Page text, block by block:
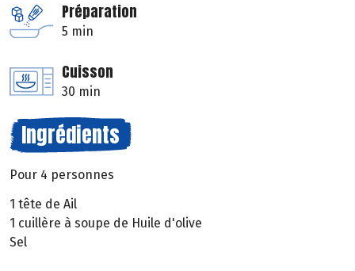
Préparation
5 min
Cuisson
30 min
Ingrédients
Pour 4 personnes
1 tête de Ail
1 cuillère à soupe de Huile d'olive
Sel